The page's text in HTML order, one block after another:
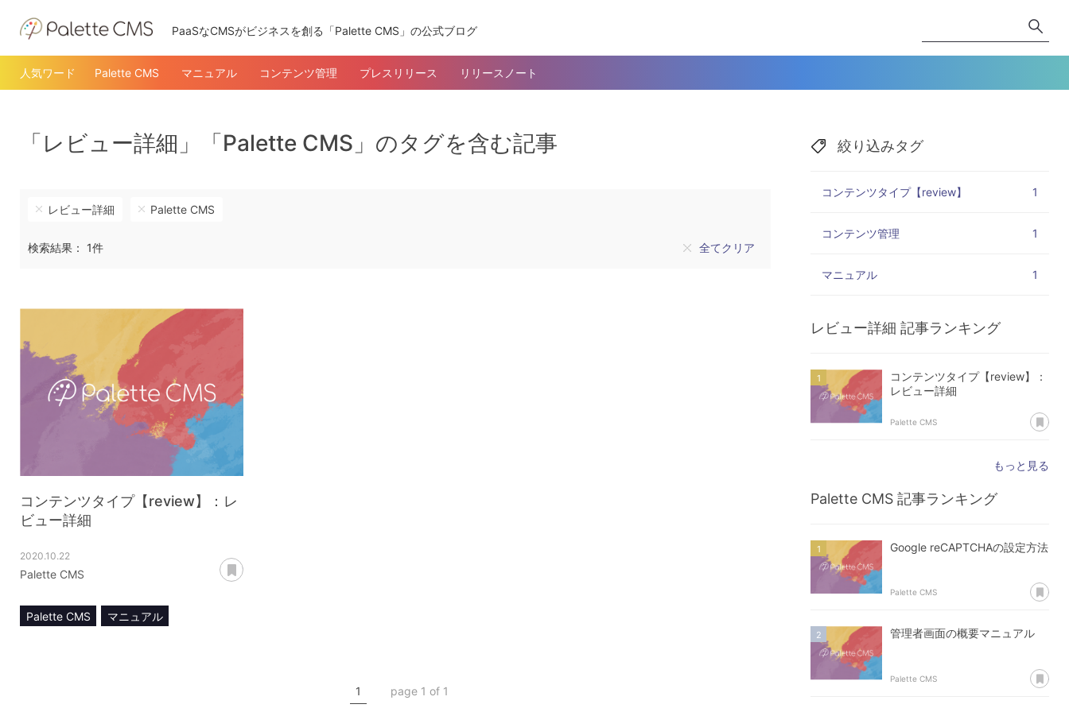
PaaSなCMSがビジネスを創る「Palette CMS」の公式ブログ
人気ワード Palette CMS マニュアル コンテンツ管理 プレスリリース リリースノート
「レビュー詳細」「Palette CMS」のタグを含む記事
レビュー詳細 Palette CMS
検索結果： 1件 全てクリア
コンテンツタイプ【review】：レ
ビュー詳細
2020.10.22
Palette CMS
Palette CMS
マニュアル
1 page 1 of 1
絞り込みタグ
コンテンツタイプ【review】 1
コンテンツ管理 1
マニュアル 1
レビュー詳細 記事ランキング
コンテンツタイプ【review】：
レビュー詳細
Palette CMS あ
もっと見る
Palette CMS 記事ランキング
Google reCAPTCHAの設定方法
Palette CMS あ
管理者画面の概要マニュアル
Palette CMS あ